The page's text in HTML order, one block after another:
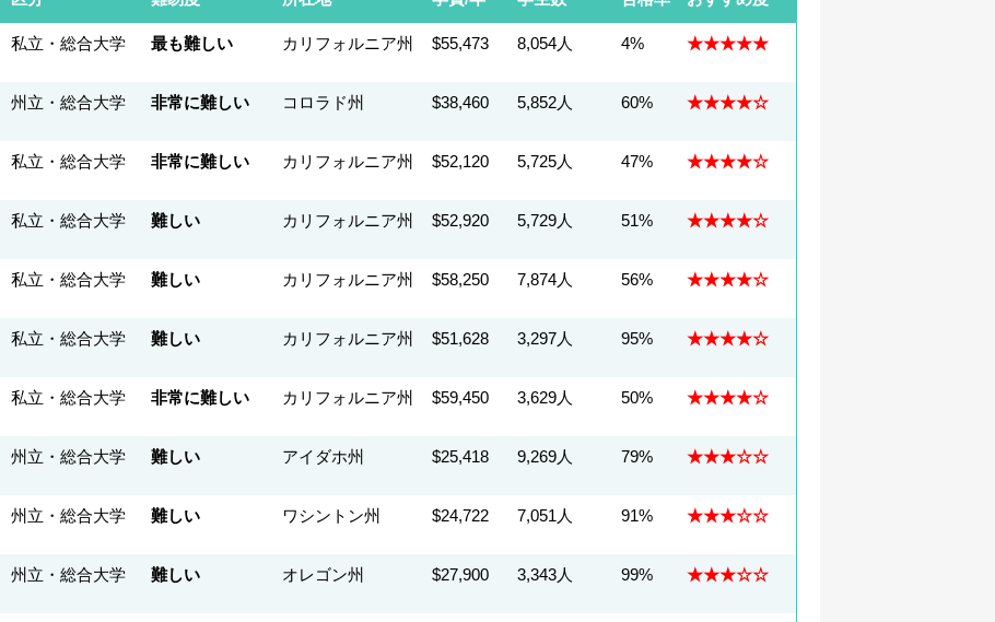
カリフォルニア州
私立・総合大学 最も難しい ★★★★★
$55,473 8,054人 4%
コロラド州
州立・総合大学 非常に難しい ★★★★☆
$38,460 5,852人 60%
カリフォルニア州
私立・総合大学 非常に難しい ★★★★☆
$52,120 5,725人 47%
カリフォルニア州
私立・総合大学 難しい ★★★★☆
$52,920 5,729人 51%
カリフォルニア州
私立・総合大学 難しい ★★★★☆
$58,250 7,874人 56%
カリフォルニア州
私立・総合大学 難しい ★★★★☆
$51,628 3,297人 95%
カリフォルニア州
私立・総合大学 非常に難しい ★★★★☆
$59,450 3,629人 50%
アイダホ州
州立・総合大学 難しい ★★★☆☆
$25,418 9,269人 79%
ワシントン州
州立・総合大学 難しい ★★★☆☆
$24,722 7,051人 91%
オレゴン州
州立・総合大学 難しい ★★★☆☆
$27,900 3,343人 99%